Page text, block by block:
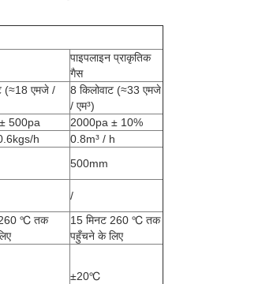
पाइपलाइन प्राकृतिक
गैस
(≈18 एमजे /
8 किलोवाट (≈33 एमजे
/ एम³)
500pa
2000pa ± 10%
h
0.8m³ / h
500mm
/
260 ℃ तक
15 मिनट 260 ℃ तक
पहुँचने के लिए
±20℃